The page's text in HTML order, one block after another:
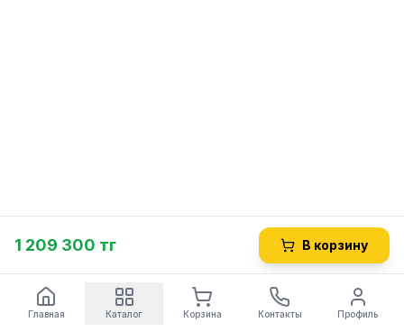
1 209 300 тг В корзину
Главная Каталог Корзина Контакты Профиль